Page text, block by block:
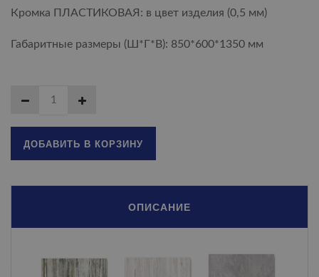
Кромка ПЛАСТИКОВАЯ: в цвет изделия (0,5 мм)
Габаритные размеры (Ш*Г*В): 850*600*1350 мм
ДОБАВИТЬ В КОРЗИНУ
ОПИСАНИЕ